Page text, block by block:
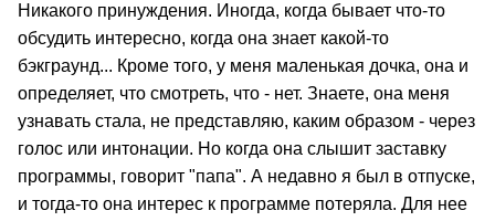
Никакого принуждения. Иногда, когда бывает что-то
обсудить интересно, когда она знает какой-то
бэкграунд... Кроме того, у меня маленькая дочка, она и
определяет, что смотреть, что - нет. Знаете, она меня
узнавать стала, не представляю, каким образом - через
голос или интонации. Но когда она слышит заставку
программы, говорит "папа". А недавно я был в отпуске,
и тогда-то она интерес к программе потеряла. Для нее